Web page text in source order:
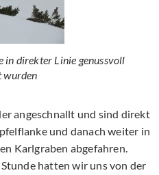
direkter Linie genussvoll
wurden
angeschnallt und sind direkt
und danach weiter in
Karlgraben abgefahren.
hatten wir uns von der